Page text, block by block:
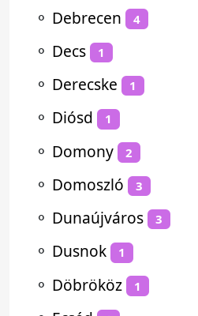
⚬ Debrecen 4
⚬ Decs 1
⚬ Derecske 1
⚬ Diósd 1
⚬ Domony 2
⚬ Domoszló 3
⚬ Dunaújváros 3
⚬ Dusnok 1
⚬ Döbrököz 1